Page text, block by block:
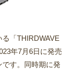
「THIRDWAVE
年7月6日に発売
す。同時期に発